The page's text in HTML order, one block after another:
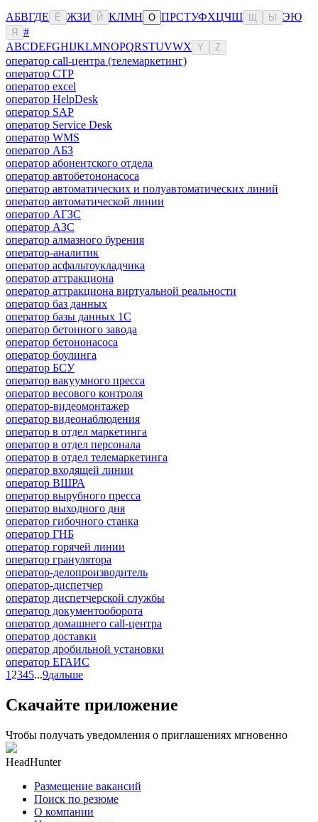
АБВГДЕ Ё ЖЗИ Й КЛМН О ПРСТУФХЦЧШ Ы ЭЮ
Я
#
ABCDEFGHIJKLMNOPQRSTUVWX Y Z
оператор call-центра (телемаркетинг)
оператор CTP
оператор excel
оператор HelpDesk
оператор SAP
оператор Service Desk
оператор WMS
оператор АБЗ
оператор абонентского отдела
оператор автобетононасоса
оператор автоматических и полуавтоматических линий
оператор автоматической линии
оператор АГЗС
оператор АЗС
оператор алмазного бурения
оператор-аналитик
оператор асфальтоукладчика
оператор аттракциона
оператор аттракциона виртуальной реальности
оператор баз данных
оператор базы данных 1С
оператор бетонного завода
оператор бетононасоса
оператор боулинга
оператор БСУ
оператор вакуумного пресса
оператор весового контроля
оператор-видеомонтажер
оператор видеонаблюдения
оператор в отдел маркетинга
оператор в отдел персонала
оператор в отдел телемаркетинга
оператор входящей линии
оператор ВШРА
оператор вырубного пресса
оператор выходного дня
оператор гибочного станка
оператор ГНБ
оператор горячей линии
оператор гранулятора
оператор-делопроизводитель
оператор-диспетчер
оператор диспетчерской службы
оператор документооборота
оператор домашнего call-центра
оператор доставки
оператор дробильной установки
оператор ЕГАИС
1 2345...9дальше
Скачайте приложение
Чтобы получать уведомления о приглашениях мгновенно
HeadHunter
Размещение вакансий
Поиск по резюме
О компании